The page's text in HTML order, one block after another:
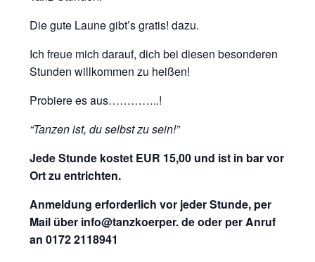
Die gute Laune gibt’s gratis! dazu.
Ich freue mich darauf, dich bei diesen besonderen
Stunden willkommen zu heißen!
Probiere es aus…………..!
“Tanzen ist, du selbst zu sein!”
Jede Stunde kostet EUR 15,00 und ist in bar vor
Ort zu entrichten.
Anmeldung erforderlich vor jeder Stunde, per
Mail über info@tanzkoerper. de oder per Anruf
an 0172 2118941